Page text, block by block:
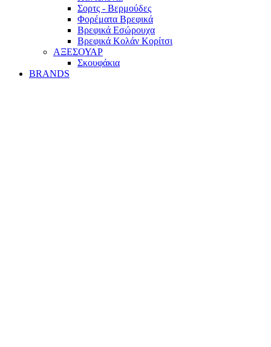
Σορτς - Βερμούδες
Φορέματα Βρεφικά
Βρεφικά Εσώρουχα
Βρεφικά Κολάν Κορίτσι
ΑΞΕΣΟΥΑΡ
Σκουφάκια
BRANDS